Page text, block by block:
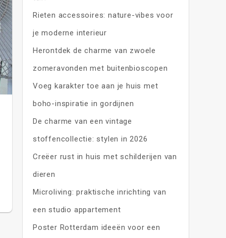
Rieten accessoires: nature-vibes voor
je moderne interieur
Herontdek de charme van zwoele
zomeravonden met buitenbioscopen
Voeg karakter toe aan je huis met
boho-inspiratie in gordijnen
De charme van een vintage
stoffencollectie: stylen in 2026
Creëer rust in huis met schilderijen van
dieren
Microliving: praktische inrichting van
een studio appartement
Poster Rotterdam ideeën voor een